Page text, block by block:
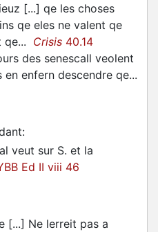
[...] qe les choses
qe eles ne valent qe
qe... Crisis 40.14
des senescall veolent
enfern descendre qe...
:
veut sur S. et la
Ed II viii 46
[...] Ne lerreit pas a